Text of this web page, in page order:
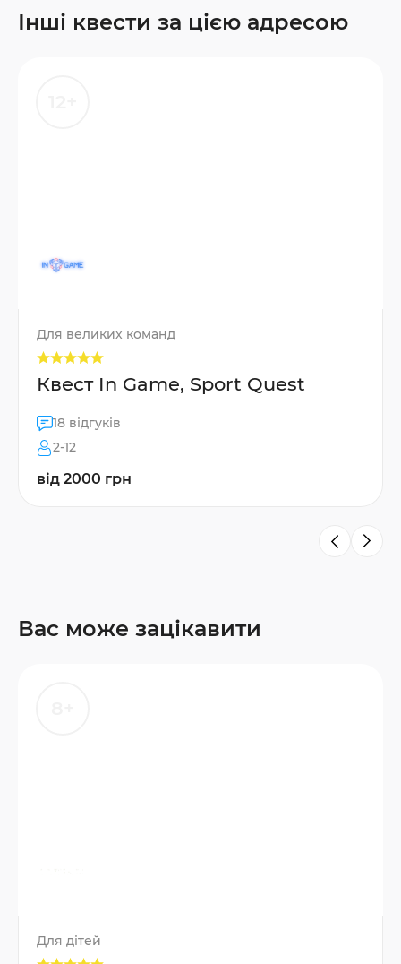
Інші квести за цією адресою
Для великих команд
Квест In Game, Sport Quest
18 відгуків
2-12
від 2000 грн
Вас може зацікавити
Для дітей